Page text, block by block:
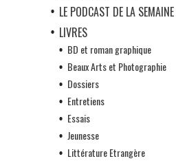
LE PODCAST DE LA SEMAINE
LIVRES
BD et roman graphique
Beaux Arts et Photographie
Dossiers
Entretiens
Essais
Jeunesse
Littérature Etrangère